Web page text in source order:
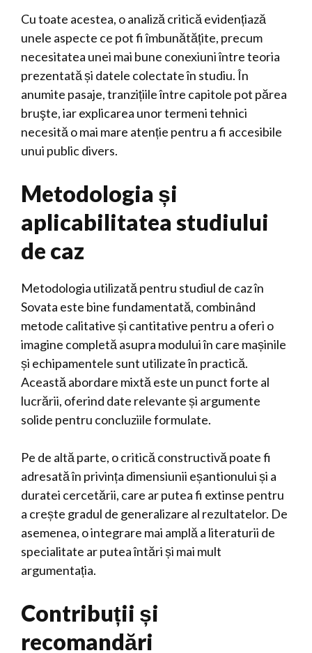
Cu toate acestea, o analiză critică evidențiază
unele aspecte ce pot fi îmbunătățite, precum
necesitatea unei mai bune conexiuni între teoria
prezentată și datele colectate în studiu. În
anumite pasaje, tranzițiile între capitole pot părea
bruşte, iar explicarea unor termeni tehnici
necesită o mai mare atenție pentru a fi accesibile
unui public divers.
Metodologia și
aplicabilitatea studiului
de caz
Metodologia utilizată pentru studiul de caz în
Sovata este bine fundamentată, combinând
metode calitative și cantitative pentru a oferi o
imagine completă asupra modului în care mașinile
și echipamentele sunt utilizate în practică.
Această abordare mixtă este un punct forte al
lucrării, oferind date relevante și argumente
solide pentru concluziile formulate.
Pe de altă parte, o critică constructivă poate fi
adresată în privința dimensiunii eșantionului și a
duratei cercetării, care ar putea fi extinse pentru
a crește gradul de generalizare al rezultatelor. De
asemenea, o integrare mai amplă a literaturii de
specialitate ar putea întări și mai mult
argumentația.
Contribuții și
recomandări